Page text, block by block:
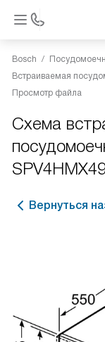
Bosch
Встраиваемая
Просмотр файла
Схема
Вернуться